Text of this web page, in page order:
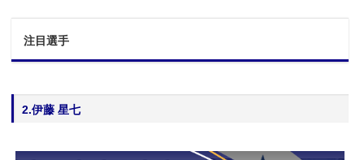
注目選手
2.伊藤 星七